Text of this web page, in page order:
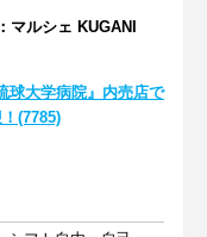
マルシェ KUGANI
球大学病院』内売店で
(7785)